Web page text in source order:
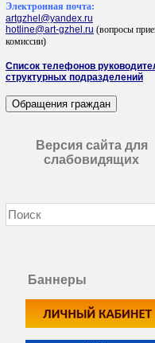
Электронная почта:
artgzhel@yandex.ru
hotline@art-gzhel.ru (вопросы
комиссии)
Список телефонов
структурных подразделений
Версия сайта для
слабовидящих
Баннеры